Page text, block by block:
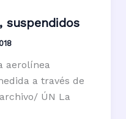
suspendidos
aerolínea
a través de
ÚN La